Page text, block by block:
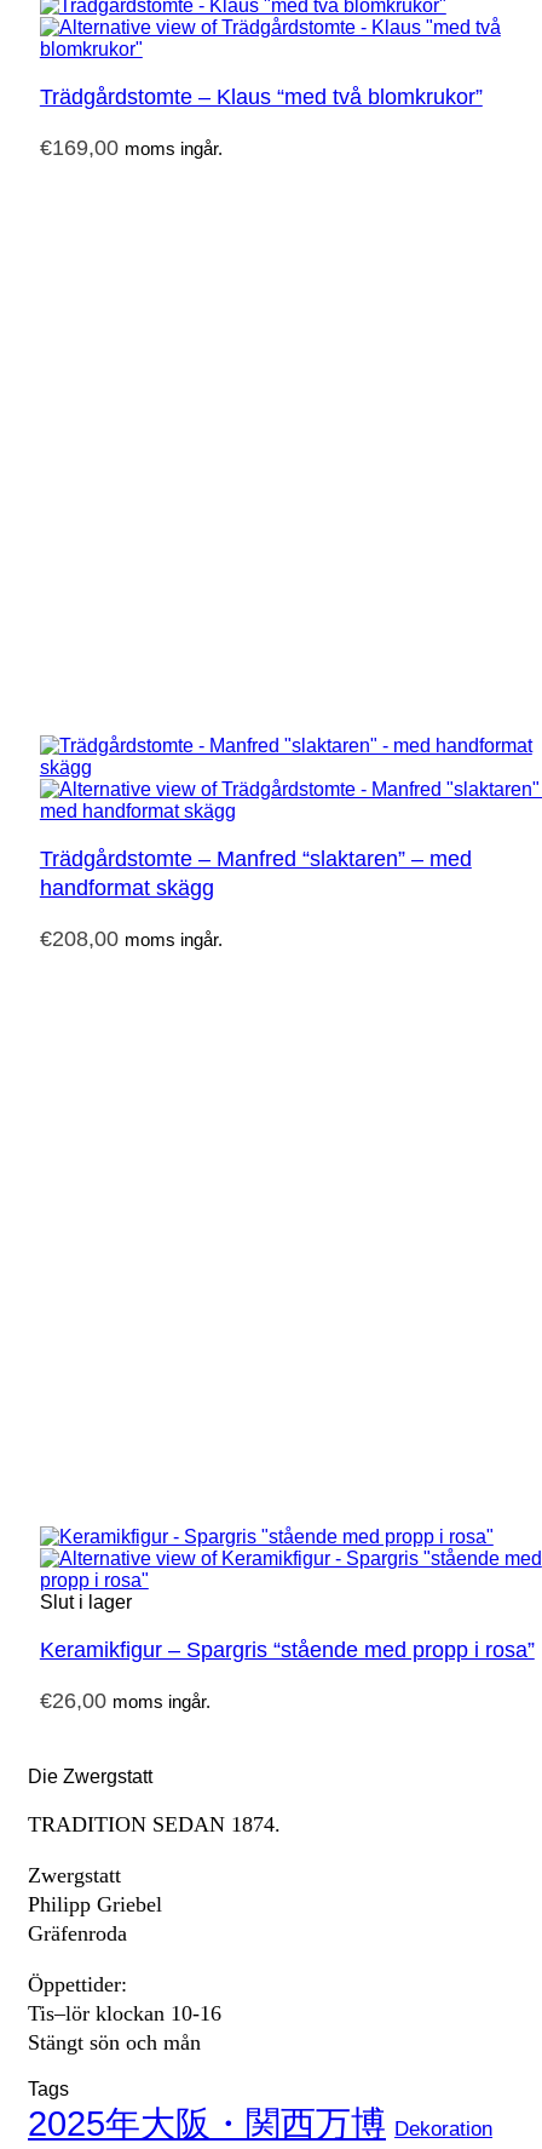
Trädgårdstomte – Klaus “med två blomkrukor”
€169,00 moms ingår.
Trädgårdstomte – Manfred “slaktaren” – med
handformat skägg
€208,00 moms ingår.
Slut i lager
Keramikfigur – Spargris “stående med propp i rosa”
€26,00 moms ingår.
Die Zwergstatt
TRADITION SEDAN 1874.
Zwergstatt
Philipp Griebel
Gräfenroda
Öppettider:
Tis–lör klockan 10-16
Stängt sön och mån
Tags
2025年大阪・関西万博 Dekoration